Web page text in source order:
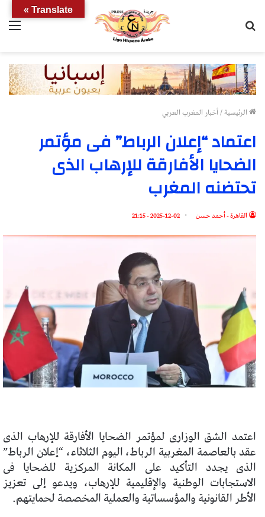
الرئيسية/أخبار المغرب العربي
اعتماد “إعلان الرباط” فى مؤتمر
الضحايا الأفارقة للإرهاب الذى
تحتضنه المغرب
القاهرة - أحمد حسن 2025-12-02 - 21:15
اعتمد الشق الوزارى لمؤتمر الضحايا الأفارقة للإرهاب الذى
عقد بالعاصمة المغربية الرباط، اليوم الثلاثاء، “إعلان الرباط”
الذى يجدد التأكيد على المكانة المركزية للضحايا فى
الاستجابات الوطنية والإقليمية للإرهاب، ويدعو إلى تعزيز
الأطر القانونية والمؤسساتية والعملية المخصصة لحمايتهم.
Translate »